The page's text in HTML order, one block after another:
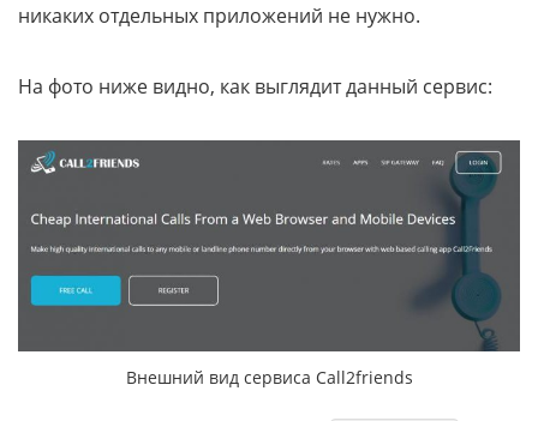
никаких отдельных приложений не нужно.
На фото ниже видно, как выглядит данный сервис:
Внешний вид сервиса Call2friends